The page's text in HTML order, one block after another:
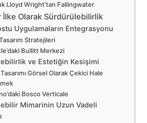
Lloyd Wright’tan Fallingwater
İlke Olarak Sürdürülebilirlik
Uygulamaların Entegrasyonu
Stratejileri
Bullitt Merkezi
ve Estetiğin Kesişimi
Görsel Olarak Çekici Hale
Bosco Verticale
Mimarinin Uzun Vadeli